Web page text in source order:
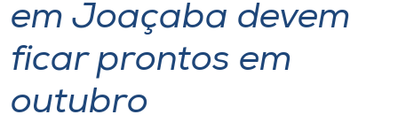
Portal de Ensino
Unoesc
em Joaçaba devem
ficar prontos em
outubro